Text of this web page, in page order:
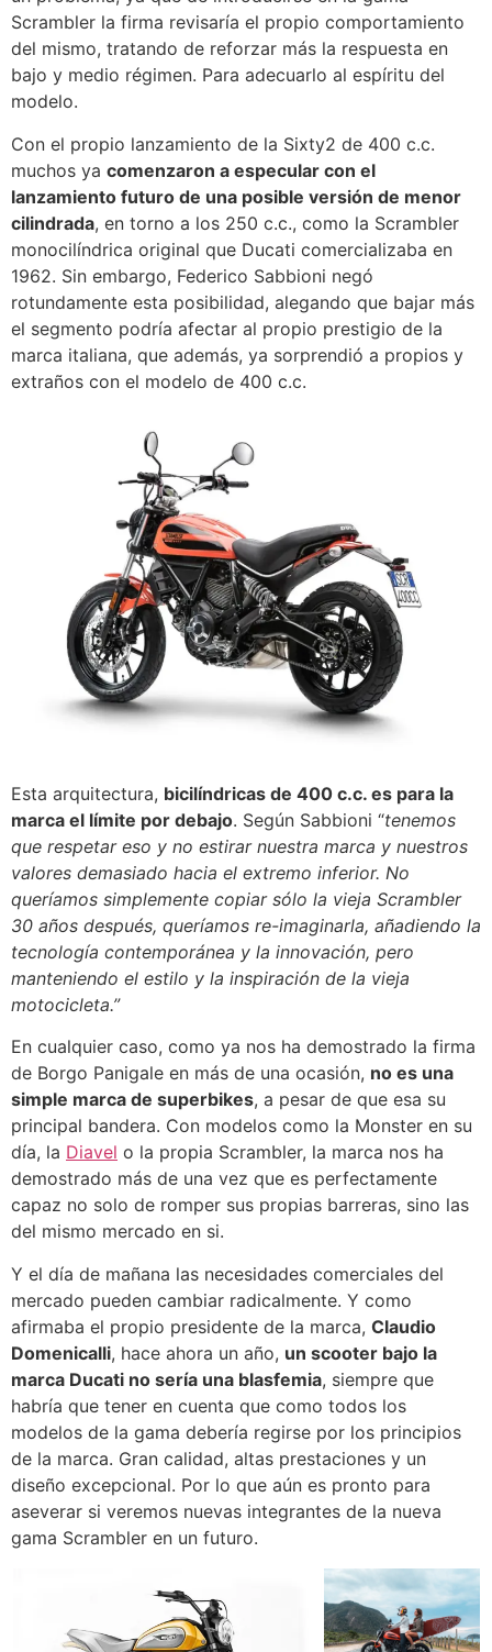
Scrambler la firma revisaría el propio comportamiento
del mismo, tratando de reforzar más la respuesta en
bajo y medio régimen. Para adecuarlo al espíritu del
modelo.
Con el propio lanzamiento de la Sixty2 de 400 c.c.
muchos ya comenzaron a especular con el
lanzamiento futuro de una posible versión de menor
cilindrada, en torno a los 250 c.c., como la Scrambler
monocilíndrica original que Ducati comercializaba en
1962. Sin embargo, Federico Sabbioni negó
rotundamente esta posibilidad, alegando que bajar más
el segmento podría afectar al propio prestigio de la
marca italiana, que además, ya sorprendió a propios y
extraños con el modelo de 400 c.c.
Esta arquitectura, bicilíndricas de 400 c.c. es para la
marca el límite por debajo. Según Sabbioni “tenemos
que respetar eso y no estirar nuestra marca y nuestros
valores demasiado hacia el extremo inferior. No
queríamos simplemente copiar sólo la vieja Scrambler
30 años después, queríamos re-imaginarla, añadiendo la
tecnología contemporánea y la innovación, pero
manteniendo el estilo y la inspiración de la vieja
motocicleta.”
En cualquier caso, como ya nos ha demostrado la firma
de Borgo Panigale en más de una ocasión, no es una
simple marca de superbikes, a pesar de que esa su
principal bandera. Con modelos como la Monster en su
día, la Diavel o la propia Scrambler, la marca nos ha
demostrado más de una vez que es perfectamente
capaz no solo de romper sus propias barreras, sino las
del mismo mercado en si.
Y el día de mañana las necesidades comerciales del
mercado pueden cambiar radicalmente. Y como
afirmaba el propio presidente de la marca, Claudio
Domenicalli, hace ahora un año, un scooter bajo la
marca Ducati no sería una blasfemia, siempre que
habría que tener en cuenta que como todos los
modelos de la gama debería regirse por los principios
de la marca. Gran calidad, altas prestaciones y un
diseño excepcional. Por lo que aún es pronto para
aseverar si veremos nuevas integrantes de la nueva
gama Scrambler en un futuro.